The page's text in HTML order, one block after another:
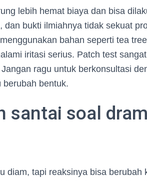
lebih hemat biaya dan bisa
bukti ilmiahnya tidak sekuat
bahan seperti tea
iritasi serius. Patch test
ragu untuk berkonsultasi
berubah bentuk.
santai soal
diam, tapi reaksinya bisa berubah